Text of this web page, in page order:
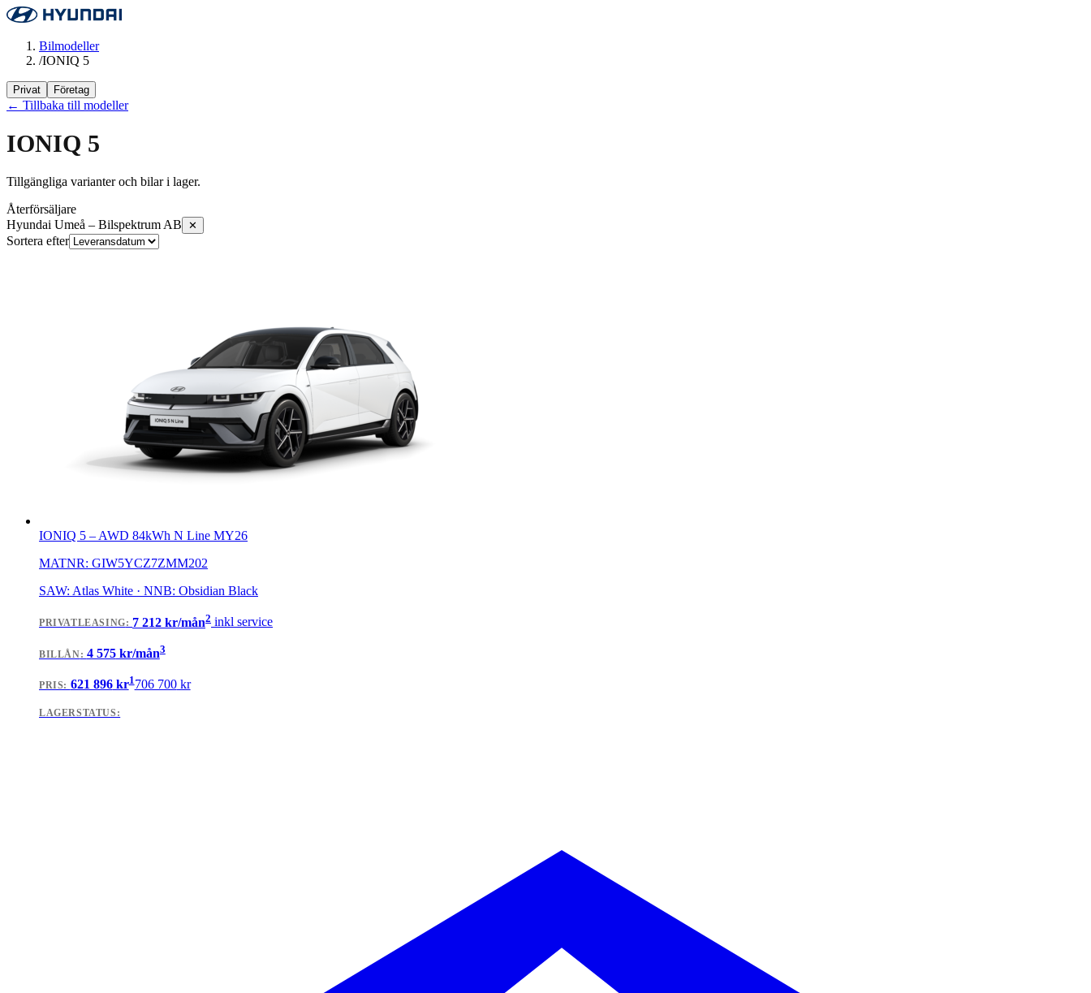
Bilmodeller
/IONIQ 5
Privat Företag
← Tillbaka till modeller
IONIQ 5
Tillgängliga varianter och bilar i lager.
Återförsäljare
Hyundai Umeå – Bilspektrum AB
✕
Sortera efter
IONIQ 5 – AWD 84kWh N Line MY26
MATNR: GIW5YCZ7ZMM202
SAW: Atlas White · NNB: Obsidian Black
PRIVATLEASING: 7 212 kr/mån2 inkl service
BILLÅN: 4 575kr/mån3
PRIS: 621 896kr1706 700kr
LAGERSTATUS: